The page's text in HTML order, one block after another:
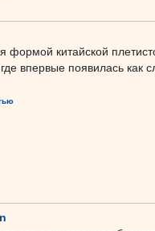
формой китайской
впервые появилась как